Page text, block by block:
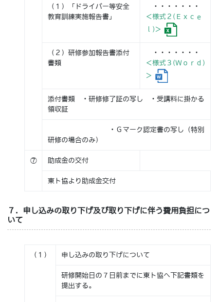
（１）「ドライバー等安全
教育訓練実施報告書」
・・・・・・・
＜様式２(Ｅｘｃｅ
ｌ)＞
（２）研修参加報告書添付
書類
・・・・・・・
＜様式３(Ｗｏｒｄ)
＞
添付書類 ・研修修了証の写し ・受講料に掛かる
領収証
・Ｇマーク認定書の写し（特別
研修の場合のみ）
⑦ 助成金の交付
東ト協より助成金交付
７．申し込みの取り下げ及び取り下げに伴う費用負担につ
いて
（１） 申し込みの取り下げについて
研修開始日の７日前までに東ト協へ下記書類を
提出する。